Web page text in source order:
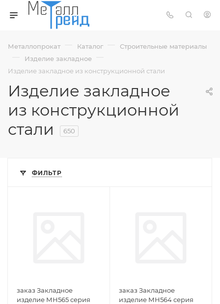
Металлопрокат — Каталог — Строительные материалы
— Изделие закладное —
Изделие закладное из конструкционной стали
Изделие закладное
из конструкционной
стали
650
ФИЛЬТР
заказ Закладное
изделие МН565 серия
заказ Закладное
изделие МН564 серия